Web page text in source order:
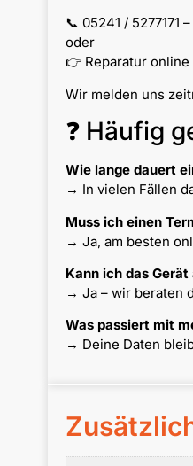
📞 05241 / 5277171
oder
👉 Reparatur online
Wir melden uns
❓ Häufig
Wie lange dauert
→ In vielen Fällen
Muss ich einen
→ Ja, am besten
Kann ich das
→ Ja – wir beraten
Was passiert mit
→ Deine Daten